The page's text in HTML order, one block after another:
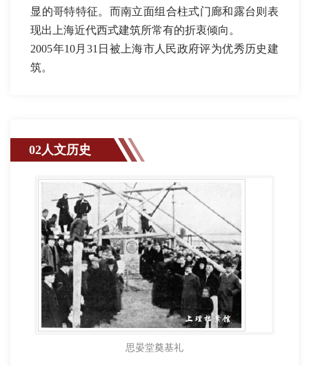
显的哥特特征。而南立面组合柱式门廊和露台则表
现出上海近代西式建筑所常有的折衷倾向。
2005年10月31日被上海市人民政府评为优秀历史建
筑。
02人文历史
思晏堂奠基礼